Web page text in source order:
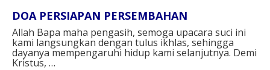
DOA PERSIAPAN PERSEMBAHAN⁣
Allah Bapa maha pengasih, semoga upacara suci ini
kami langsungkan dengan tulus ikhlas, sehingga
dayanya mempengaruhi hidup kami selanjutnya. Demi
Kristus, …⁣⁣